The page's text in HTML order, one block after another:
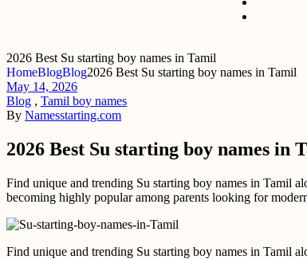
2026 Best Su starting boy names in Tamil
HomeBlogBlog2026 Best Su starting boy names in Tamil
May 14, 2026
Blog , Tamil boy names
By Namesstarting.com
2026 Best Su starting boy names in
Find unique and trending Su starting boy names in Tamil
becoming highly popular among parents looking for
Find unique and trending Su starting boy names in Tamil